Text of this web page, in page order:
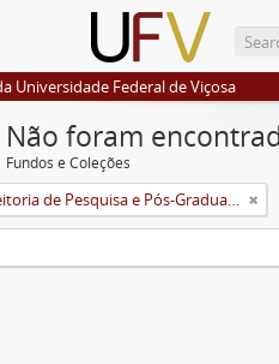
Universidade Federal de Viçosa
Não foram
Fundos e Coleções
Pró-Reitoria de Pesquisa e Pós-Graduação